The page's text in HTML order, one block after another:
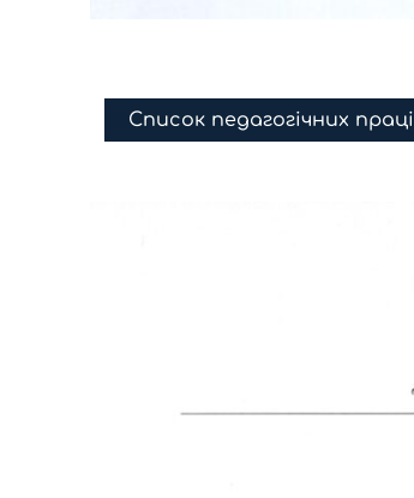
Список педагогічних